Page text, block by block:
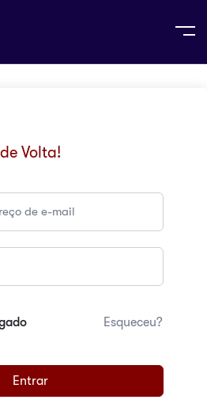
Volta!
Esqueceu?
Entrar